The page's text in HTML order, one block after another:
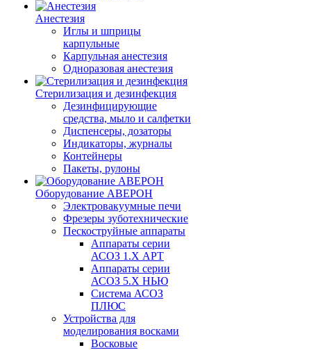
Анестезия
Иглы и шприцы
карпульные
Карпульная анестезия
Одноразовая анестезия
Стерилизация и дезинфекция
Дезинфицирующие
средства, мыло и салфетки
Диспенсеры, дозаторы
Индикаторы, журналы
Контейнеры
Пакеты, рулоны
Оборудование АВЕРОН
Электровакуумные печи
Фрезеры зуботехнические
Пескоструйные аппараты
Аппараты серии
АСОЗ 1.Х АРТ
Аппараты серии
АСОЗ 5.Х НЬЮ
Система АСОЗ
ПЛЮС
Устройства для
моделирования восками
Восковые